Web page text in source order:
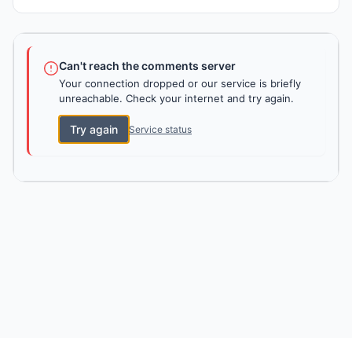
Can't reach the comments server
Your connection dropped or our service is briefly
unreachable. Check your internet and try again.
Try again Service status